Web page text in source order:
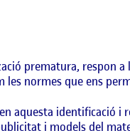
prematura,
normes que ens
aquesta
i models del